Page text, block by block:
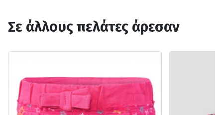
Σε άλλους πελάτες άρεσαν